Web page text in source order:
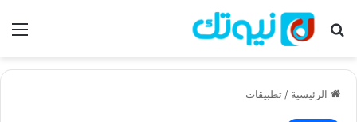
بحث عن
الرئيسية / تطبيقات